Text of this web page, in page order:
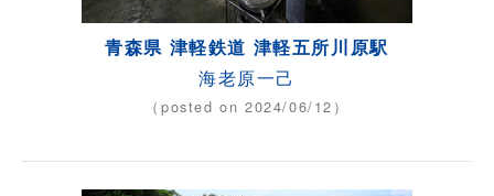
青森県 津軽鉄道 津軽五所川原駅
海老原一己
（posted on 2024/06/12）